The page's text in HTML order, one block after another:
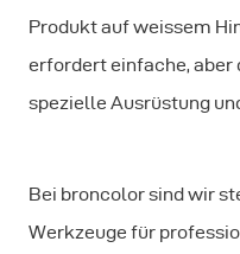
Produkt auf weissem
erfordert einfache, aber
spezielle Ausrüstung
Bei broncolor sind wir
Werkzeuge für